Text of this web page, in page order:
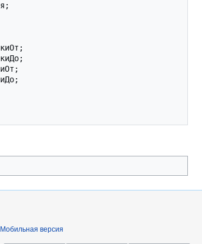
;
;
;
;
;
Мобильная версия